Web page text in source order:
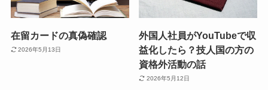
在留カードの真偽確認
2026年5月13日
外国人社員がYouTubeで収
益化したら？技人国の方の
資格外活動の話
2026年5月12日